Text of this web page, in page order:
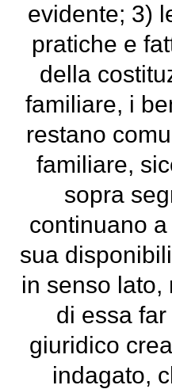
evidente; 3)
pratiche e
della
familiare, i
restano
familiare,
sopra
continuano
sua
in senso lato,
di essa far
giuridico
indagato,